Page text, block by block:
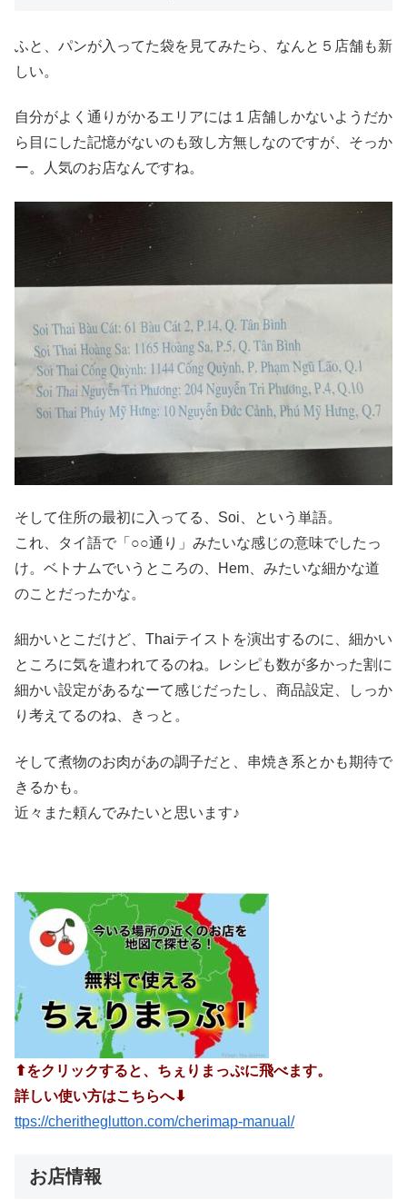
ふと、パンが入ってた袋を見てみたら、なんと５店舗も新
しい。
自分がよく通りがかるエリアには１店舗しかないようだか
ら目にした記憶がないのも致し方無しなのですが、そっか
ー。人気のお店なんですね。
そして住所の最初に入ってる、Soi、という単語。
これ、タイ語で「○○通り」みたいな感じの意味でしたっ
け。ベトナムでいうところの、Hem、みたいな細かな道
のことだったかな。
細かいとこだけど、Thaiテイストを演出するのに、細かい
ところに気を遣われてるのね。レシピも数が多かった割に
細かい設定があるなーて感じだったし、商品設定、しっか
り考えてるのね、きっと。
そして煮物のお肉があの調子だと、串焼き系とかも期待で
きるかも。
近々また頼んでみたいと思います♪
⬆︎をクリックすると、ちぇりまっぷに飛べます。
詳しい使い方はこちらへ⬇︎
ttps://cheritheglutton.com/cherimap-manual/
お店情報